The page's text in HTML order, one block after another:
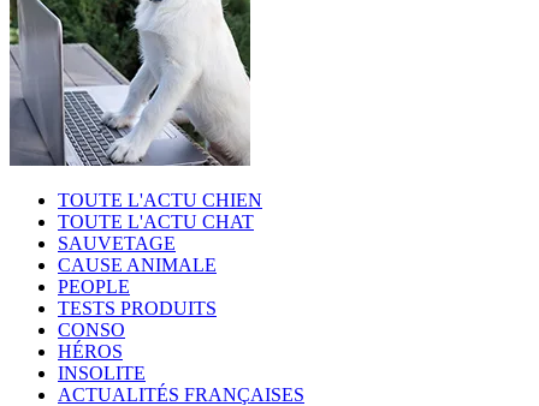
TOUTE L'ACTU CHIEN
TOUTE L'ACTU CHAT
SAUVETAGE
CAUSE ANIMALE
PEOPLE
TESTS PRODUITS
CONSO
HÉROS
INSOLITE
ACTUALITÉS FRANÇAISES